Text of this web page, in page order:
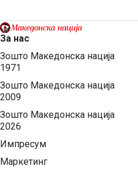
За нас
Зошто Македонска нација
1971
Зошто Македонска нација
2009
Зошто Македонска нација
2026
Импресум
Маркетинг